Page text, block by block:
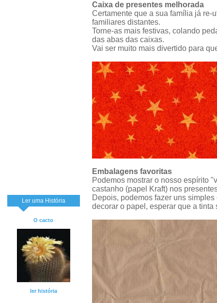
Ler uma História
O cacto
ler história
Caixa de presentes melhorada
Certamente que a sua família já re-
familiares distantes.
Torne-as mais festivas, colando
das abas das caixas.
Vai ser muito mais divertido para
Embalagens favoritas
Podemos mostrar o nosso espírito
castanho (papel Kraft) nos
Depois, podemos fazer uns
decorar o papel, esperar que a